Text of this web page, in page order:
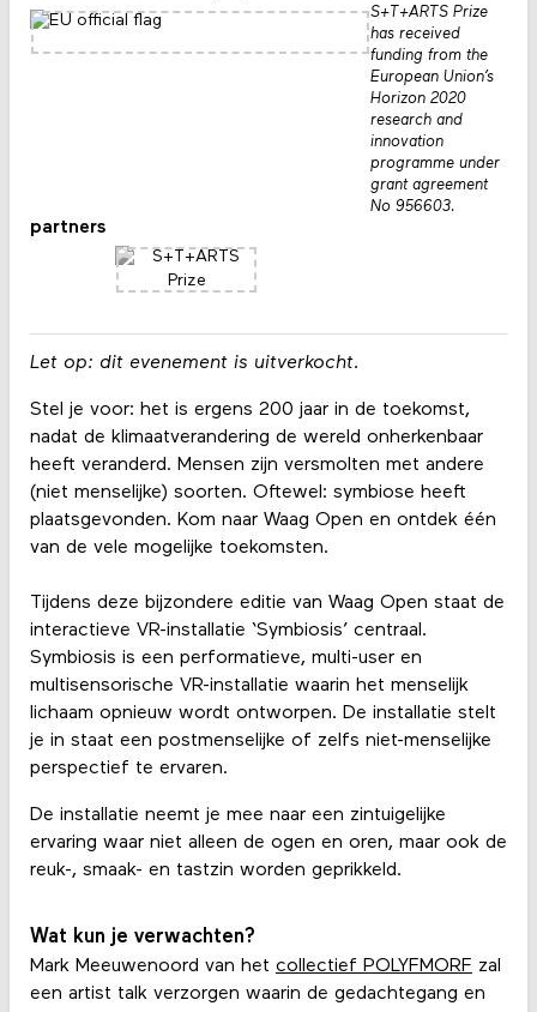
Let op: dit evenement is uitverkocht.
Stel je voor: het is ergens 200 jaar in de toekomst,
nadat de klimaatverandering de wereld onherkenbaar
heeft veranderd. Mensen zijn versmolten met andere
(niet menselijke) soorten. Oftewel: symbiose heeft
plaatsgevonden. Kom naar Waag Open en ontdek één
van de vele mogelijke toekomsten.
Tijdens deze bijzondere editie van Waag Open staat de
interactieve VR-installatie ‘Symbiosis’ centraal.
Symbiosis is een performatieve, multi-user en
multisensorische VR-installatie waarin het menselijk
lichaam opnieuw wordt ontworpen. De installatie stelt
je in staat een postmenselijke of zelfs niet-menselijke
perspectief te ervaren.
De installatie neemt je mee naar een zintuigelijke
ervaring waar niet alleen de ogen en oren, maar ook de
reuk-, smaak- en tastzin worden geprikkeld.
Wat kun je verwachten?
Mark Meeuwenoord van het collectief POLYFMORF zal
een artist talk verzorgen waarin de gedachtegang en
S+T+ARTS Prize
has received
funding from the
European Union’s
Horizon 2020
research and
innovation
programme under
grant agreement
No 956603.
partners